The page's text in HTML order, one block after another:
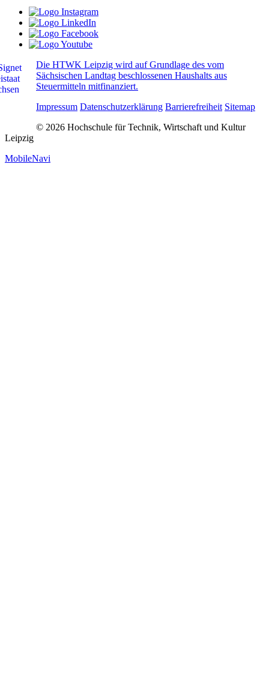
Die HTWK Leipzig wird auf Grundlage des vom
Sächsischen Landtag beschlossenen Haushalts aus
Steuermitteln mitfinanziert.
Impressum Datenschutzerklärung Barrierefreiheit Sitemap
© 2026 Hochschule für Technik, Wirtschaft und Kultur
Leipzig
MobileNavi